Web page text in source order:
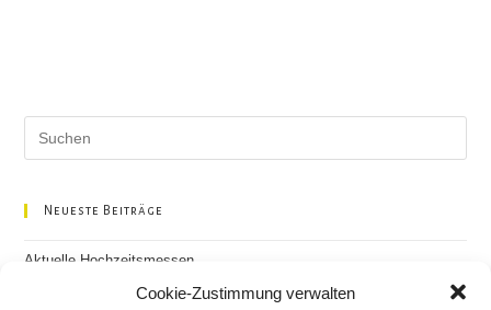
Cookie-Zustimmung verwalten
Neueste Beiträge
Aktuelle Hochzeitsmessen
Kunst offen in Sachsen